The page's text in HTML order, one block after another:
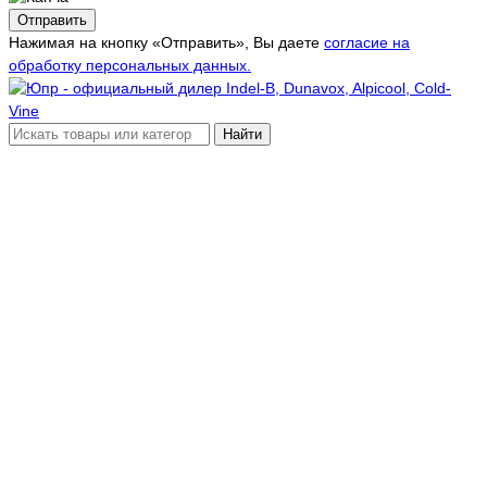
Отправить
Нажимая на кнопку «Отправить», Вы даете согласие на
обработку персональных данных.
Найти